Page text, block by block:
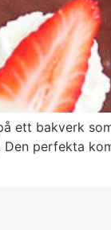
ett bakverk
perfekta